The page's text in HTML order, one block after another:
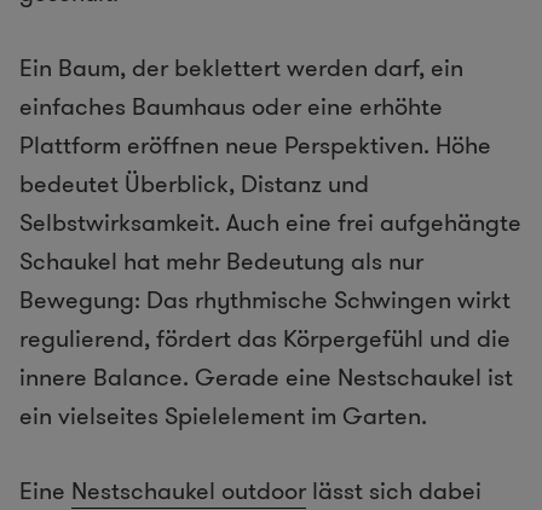
Ein Baum, der beklettert werden darf, ein
einfaches Baumhaus oder eine erhöhte
Plattform eröffnen neue Perspektiven. Höhe
bedeutet Überblick, Distanz und
Selbstwirksamkeit. Auch eine frei aufgehängte
Schaukel hat mehr Bedeutung als nur
Bewegung: Das rhythmische Schwingen wirkt
regulierend, fördert das Körpergefühl und die
innere Balance. Gerade eine Nestschaukel ist
ein vielseites Spielelement im Garten.
Eine Nestschaukel outdoor lässt sich dabei